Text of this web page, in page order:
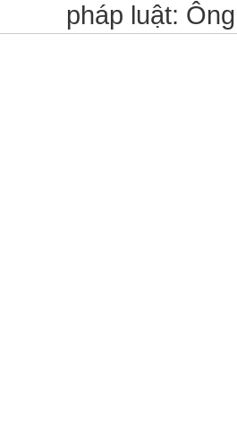
pháp luật: